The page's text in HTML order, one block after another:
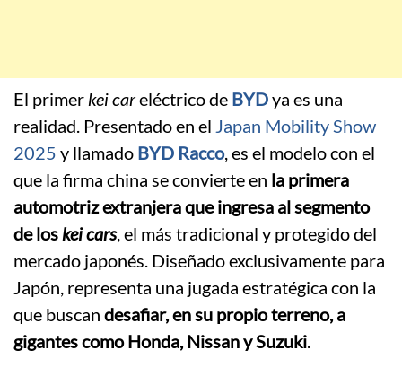
El primer kei careléctrico de BYDya es una
realidad. Presentado en el Japan Mobility Show
2025 y llamado BYD Racco, es el modelo con el
que la firma china se convierte en la primera
automotriz extranjera que ingresa al segmento
de los kei cars, el más tradicional y protegido del
mercado japonés. Diseñado exclusivamente para
Japón, representa una jugada estratégica con la
que buscan desafiar, en su propio terreno, a
gigantes como Honda, Nissan y Suzuki.